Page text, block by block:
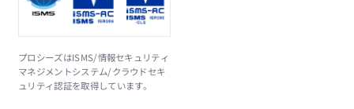
プロシーズはISMS/情報セキュリティ
マネジメントシステム/クラウドセキ
ュリティ認証を取得しています。